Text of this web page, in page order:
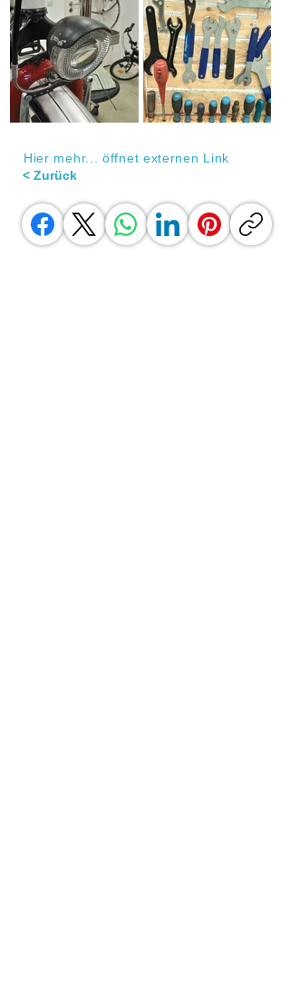
Hier mehr... öffnet externen Link
< Zurück